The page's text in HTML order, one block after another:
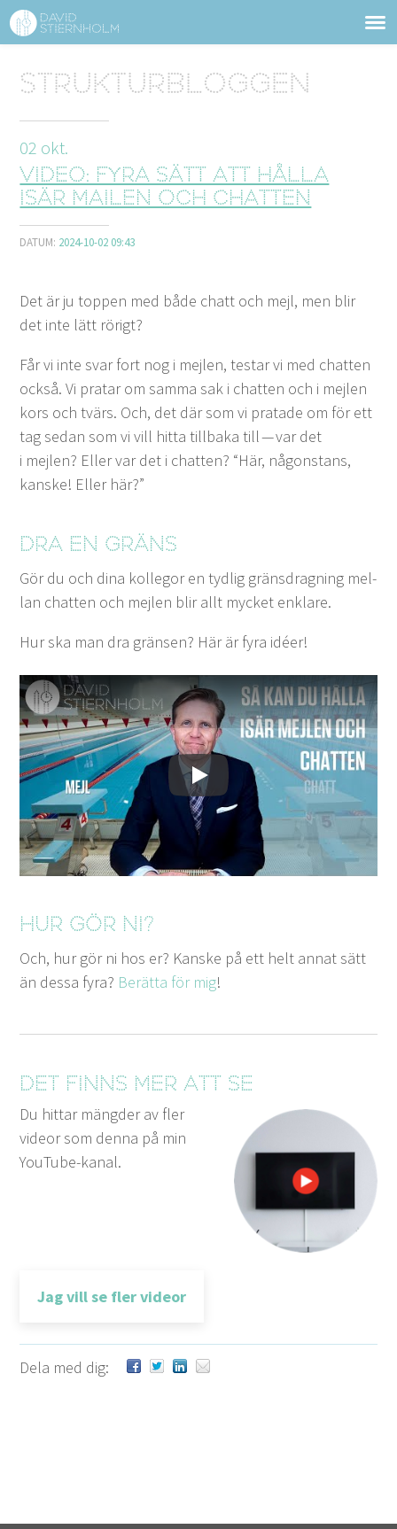
Sidhuvud
Navigering
FÖRELÄSNINGAR
BLOGG SHOP
Strukturbloggen
02 okt.
Video: Fyra sätt att hålla
isär mailen och chatten
DATUM: 2024-10-02 09:43
Det är ju top­pen med både chatt och mejl, men blir
det inte lätt rörigt?
Får vi inte svar fort nog i mejlen, tes­tar vi med chat­ten
ock­så. Vi pratar om sam­ma sak i chat­ten och i mejlen
kors och tvärs. Och, det där som vi pratade om för ett
tag sedan som vi vill hit­ta till­ba­ka till — var det
i mejlen? Eller var det i chat­ten? “Här, någon­stans,
kanske! Eller här?”
Dra en gräns
Gör du och dina kol­le­gor en tydlig gräns­dragn­ing mel­
lan chat­ten och mejlen blir allt myck­et enklare.
Hur ska man dra gränsen? Här är fyra idéer!
Spela upp
Hur gör ni?
Och, hur gör ni hos er? Kanske på ett helt annat sätt
än dessa fyra? Berät­ta för mig!
Det finns mer att se
Du hittar mängder av fler
videor som denna på min
YouTube-kanal.
Jag vill se fler videor
Dela med dig: